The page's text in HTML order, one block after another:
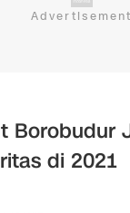
Borobudur
di 2021